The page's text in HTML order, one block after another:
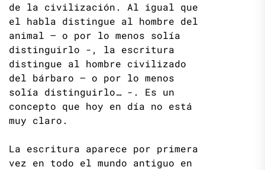
de la civilización. Al igual que
el habla distingue al hombre del
animal – o por lo menos solía
distinguirlo -, la escritura
distingue al hombre civilizado
del bárbaro – o por lo menos
solía distinguirlo… -. Es un
concepto que hoy en día no está
muy claro.
La escritura aparece por primera
vez en todo el mundo antiguo en